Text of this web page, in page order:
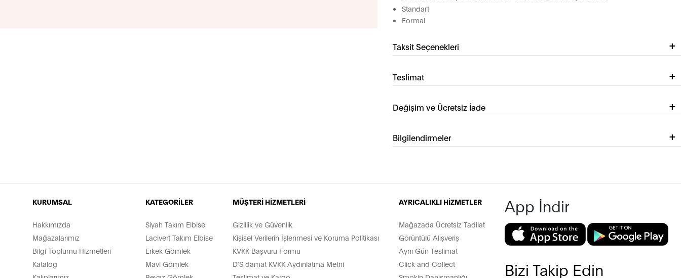
Standart
Formal
Taksit Seçenekleri
Teslimat
Değişim ve Ücretsiz İade
Bilgilendirmeler
KURUMSAL
Hakkımızda
Mağazalarımız
Bilgi Toplumu Hizmetleri
Katalog
KATEGORİLER
Siyah Takım Elbise
Lacivert Takım Elbise
Erkek Gömlek
Mavi Gömlek
MÜŞTERİ HİZMETLERİ
Gizlilik ve Güvenlik
Kişisel Verilerin İşlenmesi ve Koruma Politikası
KVKK Başvuru Formu
D’S damat KVKK Aydınlatma Metni
AYRICALIKLI HİZMETLER
Mağazada Ücretsiz Tadilat
Görüntülü Alışveriş
Aynı Gün Teslimat
Click and Collect
App İndir
Bizi Takip Edin